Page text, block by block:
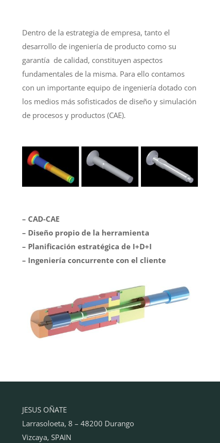
Dentro de la estrategia de empresa, tanto el
desarrollo de ingeniería de producto como su
garantía de calidad, constituyen aspectos
fundamentales de la misma. Para ello contamos
con un importante equipo de ingeniería dotado con
los medios más sofisticados de diseño y simulación
de procesos y productos (CAE).
– CAD-CAE
– Diseño propio de la herramienta
– Planificación estratégica de I+D+I
– Ingeniería concurrente con el cliente
JESUS OÑATE
Larrasoloeta, 8 – 48200 Durango
Vizcaya, SPAIN